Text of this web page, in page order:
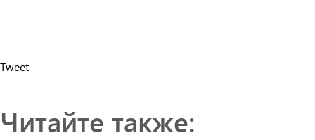
Tweet
Читайте также: